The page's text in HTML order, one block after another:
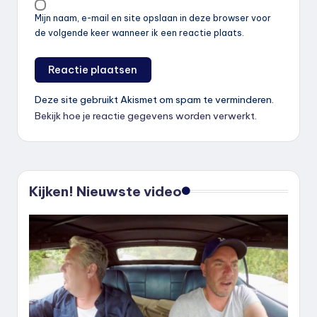
Mijn naam, e-mail en site opslaan in deze browser voor
de volgende keer wanneer ik een reactie plaats.
Deze site gebruikt Akismet om spam te verminderen.
Bekijk hoe je reactie gegevens worden verwerkt.
Kijken! Nieuwste video